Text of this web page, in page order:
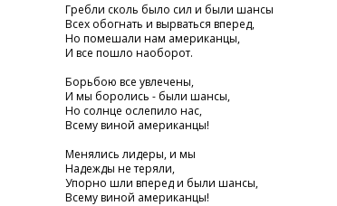
Гребли сколь было сил и были шансы
Всех обогнать и вырваться вперед,
Но помешали нам американцы,
И все пошло наоборот.
Борьбою все увлечены,
И мы боролись - были шансы,
Но солнце ослепило нас,
Всему виной американцы!
Менялись лидеры, и мы
Надежды не теряли,
Упорно шли вперед и были шансы,
Всему виной американцы!